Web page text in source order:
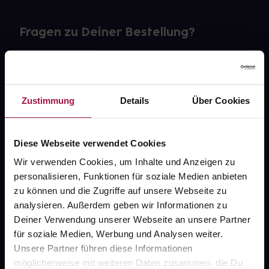
Zustimmung Details Über Cookies
Diese Webseite verwendet Cookies
Wir verwenden Cookies, um Inhalte und Anzeigen zu
personalisieren, Funktionen für soziale Medien anbieten
zu können und die Zugriffe auf unsere Webseite zu
analysieren. Außerdem geben wir Informationen zu
Deiner Verwendung unserer Webseite an unsere Partner
für soziale Medien, Werbung und Analysen weiter.
Unsere Partner führen diese Informationen
möglicherweise mit weiteren Daten zusammen, die Du
Fragen zu Deiner Bestellung?
gesund.de
Über uns
Karriere
Newsletter